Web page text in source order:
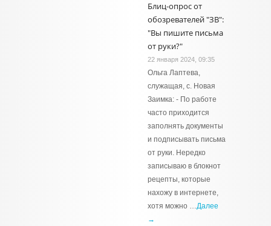
Блиц-опрос от
обозревателей "ЗВ":
"Вы пишите письма
от руки?"
22 января 2024, 09:35
Ольга Лаптева,
служащая, с. Новая
Заимка: - По работе
часто приходится
заполнять документы
и подписывать письма
от руки. Нередко
записываю в блокнот
рецепты, которые
нахожу в интернете,
хотя можно …Далее
→